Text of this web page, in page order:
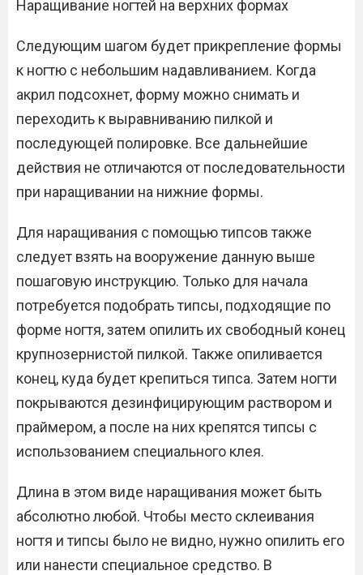
Наращивание ногтей на верхних формах
Следующим шагом будет прикрепление формы
к ногтю с небольшим надавливанием. Когда
акрил подсохнет, форму можно снимать и
переходить к выравниванию пилкой и
последующей полировке. Все дальнейшие
действия не отличаются от последовательности
при наращивании на нижние формы.
Для наращивания с помощью типсов также
следует взять на вооружение данную выше
пошаговую инструкцию. Только для начала
потребуется подобрать типсы, подходящие по
форме ногтя, затем опилить их свободный конец
крупнозернистой пилкой. Также опиливается
конец, куда будет крепиться типса. Затем ногти
покрываются дезинфицирующим раствором и
праймером, а после на них крепятся типсы с
использованием специального клея.
Длина в этом виде наращивания может быть
абсолютно любой. Чтобы место склеивания
ногтя и типсы было не видно, нужно опилить его
или нанести специальное средство. В